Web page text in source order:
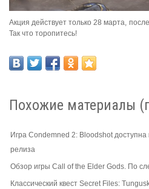
Акция действует только 28 марта,
Так что торопитесь!
Похожие материалы
Игра Condemned 2: Bloodshot
релиза
Обзор игры Call of the Elder Gods. По
Классический квест Secret Files: